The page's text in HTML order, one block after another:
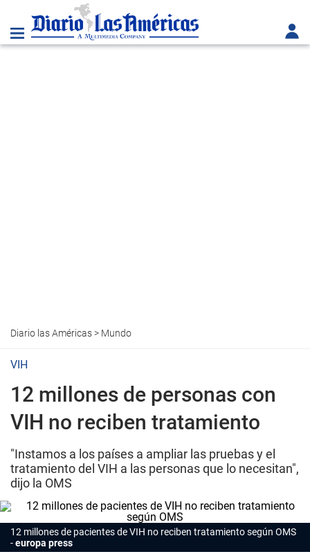
Diario las Américas> Mundo
VIH
12 millones de personas con
VIH no reciben tratamiento
"Instamos a los países a ampliar las pruebas y el
tratamiento del VIH a las personas que lo necesitan",
dijo la OMS
12 millones de pacientes de VIH no reciben tratamiento según OMS
europa press